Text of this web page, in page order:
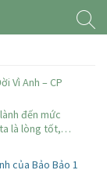
Vì Anh – CP
đến mức
là lòng tốt,…
của Bảo Bảo 1